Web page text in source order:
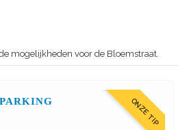
mogelijkheden voor de Bloemstraat.
ONZE TIP